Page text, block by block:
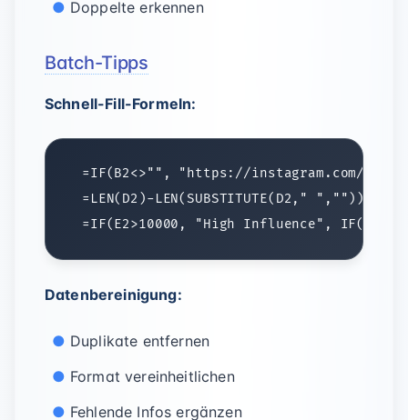
Doppelte erkennen
Batch-Tipps
Schnell-Fill-Formeln:
Datenbereinigung:
Duplikate entfernen
Format vereinheitlichen
Fehlende Infos ergänzen